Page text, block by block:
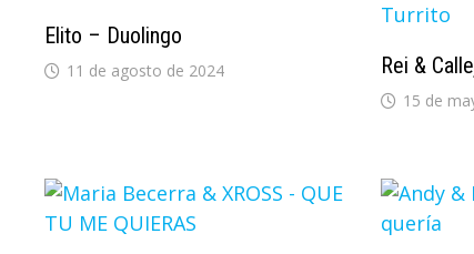
Elito – Duolingo
11 de agosto de 2024 Rei &
15 de